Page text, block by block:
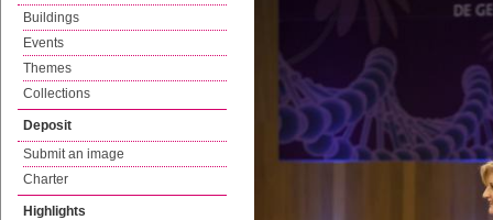
Buildings
Events
Themes
Collections
Deposit
Submit an image
Charter
Highlights